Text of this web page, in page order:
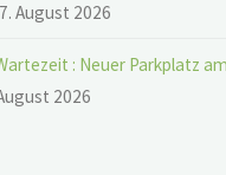
7. August 2026
: Neuer Parkplatz
2026